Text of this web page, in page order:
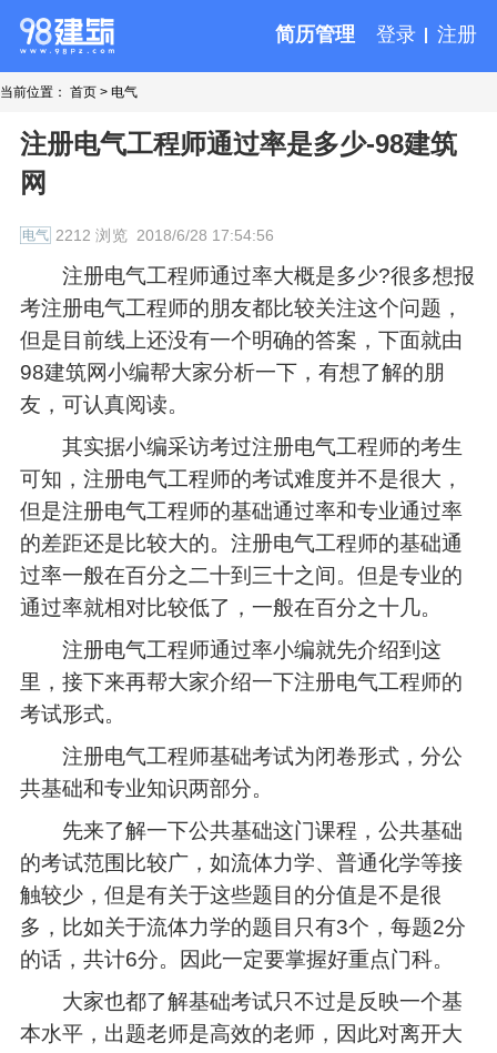
简历管理 登录 注册
当前位置： 首页 > 电气
注册电气工程师通过率是多少-98建筑
网
电气 2212 浏览 2018/6/28 17:54:56
注册电气工程师通过率大概是多少?很多想报
考注册电气工程师的朋友都比较关注这个问题，
但是目前线上还没有一个明确的答案，下面就由
98建筑网小编帮大家分析一下，有想了解的朋
友，可认真阅读。
其实据小编采访考过注册电气工程师的考生
可知，注册电气工程师的考试难度并不是很大，
但是注册电气工程师的基础通过率和专业通过率
的差距还是比较大的。注册电气工程师的基础通
过率一般在百分之二十到三十之间。但是专业的
通过率就相对比较低了，一般在百分之十几。
注册电气工程师通过率小编就先介绍到这
里，接下来再帮大家介绍一下注册电气工程师的
考试形式。
注册电气工程师基础考试为闭卷形式，分公
共基础和专业知识两部分。
先来了解一下公共基础这门课程，公共基础
的考试范围‍比较广，如流体力学、普通化学等接
触较少，但是有关于这些题目的分值是不是很
多，比如关于流体力学的题目只有3个，每题2分
的话，共计6分。因此一定要掌握好重点门科。
大家也都了解基础考试只不过是反映一个基
本水平，出题老师是高效的老师，因此对离开大